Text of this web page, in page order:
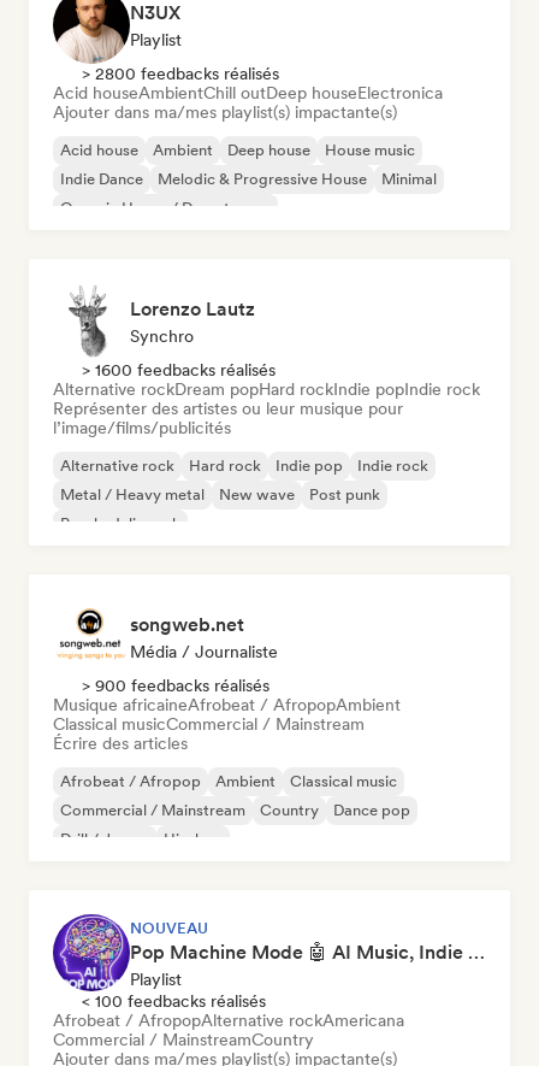
N3UX
Playlist
> 2800 feedbacks réalisés
Acid houseAmbientChill outDeep houseElectronica
Ajouter dans ma/mes playlist(s) impactante(s)
Acid house Ambient Deep house
House music
Indie Dance
Melodic & Progressive House
Minimal
Organic House / Downtempo
Lorenzo Lautz
Synchro
> 1600 feedbacks réalisés
Alternative rockDream popHard rockIndie popIndie rock
Représenter des artistes ou leur musique pour
l’image/films/publicités
Alternative rock Hard rock Indie pop
Indie rock
Metal / Heavy metal
New wave
Post punk
Psychedelic rock
songweb.net
Média / Journaliste
> 900 feedbacks réalisés
Musique africaineAfrobeat / AfropopAmbient
Classical musicCommercial / Mainstream
Écrire des articles
Afrobeat / Afropop Ambient
Classical music
Commercial / Mainstream
Country
Dance pop
Drill / Jersey
Hip-hop
NOUVEAU
Pop Machine Mode 🤖 AI Music, Indie Pop & Dream Pop
Playlist
< 100 feedbacks réalisés
Afrobeat / AfropopAlternative rockAmericana
Commercial / MainstreamCountry
Ajouter dans ma/mes playlist(s) impactante(s)